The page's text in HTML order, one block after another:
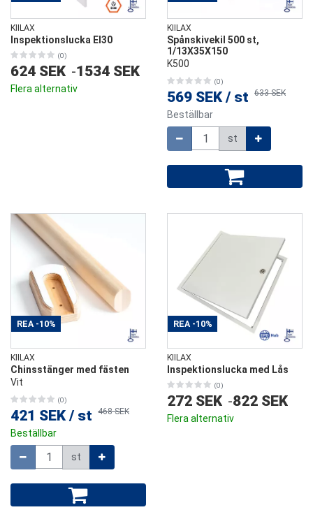
KIILAX
Inspektionslucka EI30
(0)
624 SEK -1534 SEK
Flera alternativ
KIILAX
Spånskivekil 500 st,
1/13X35X150
K500
(0)
569 SEK / st 633 SEK
Beställbar
st
REA -10%
KIILAX
Chinsstänger med fästen
Vit
(0)
421 SEK / st 468 SEK
Beställbar
st
REA -10%
KIILAX
Inspektionslucka med Lås
(0)
272 SEK -822 SEK
Flera alternativ